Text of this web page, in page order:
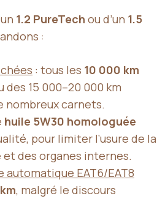
1.2 PureTech ou d’un 1.5
:
: tous les 10 000 km
des 15 000–20 000 km
nombreux carnets.
huile 5W30 homologuée
pour limiter l’usure de la
des organes internes.
automatique EAT6/EAT8
, malgré le discours